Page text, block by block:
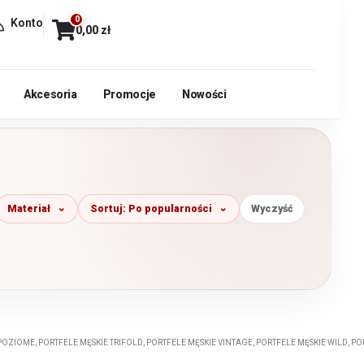
Konto 0
0,00 zł
Akcesoria Promocje Nowości
Materiał Sortuj: Po popularności Wyczyść
, PORTFELE MĘSKIE TRIFOLD, PORTFELE MĘSKIE VINTAGE, PORTFELE MĘSKIE WILD,